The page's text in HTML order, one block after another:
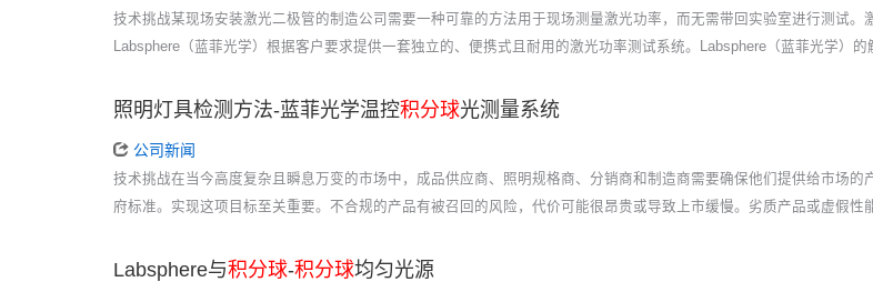
技术挑战某现场安装激光二极管的制造公司需要一种可靠的方法用于现场测量激光功率，而无需带回实验室进行测试。
Labsphere（蓝菲光学）根据客户要求提供一套独立的、便携式且耐用的激光功率测试系统。Labsphere（蓝菲光学）
照明灯具检测方法-蓝菲光学温控积分球光测量系统
公司新闻
技术挑战在当今高度复杂且瞬息万变的市场中，成品供应商、照明规格商、分销商和制造商需要确保他们提供给市场
府标准。实现这项目标至关重要。不合规的产品有被召回的风险，代价可能很昂贵或导致上市缓慢。劣质产品或虚假性
Labsphere与积分球-积分球均匀光源